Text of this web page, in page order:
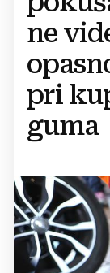
ne
pri
guma